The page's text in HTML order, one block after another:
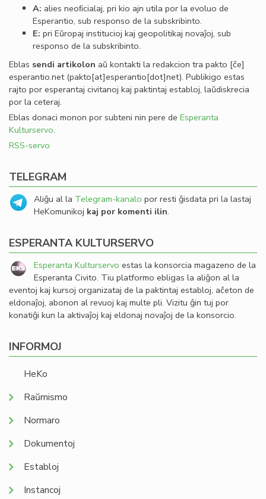
A: alies neoﬁcialaj, pri kio ajn utila por la evoluo de
Esperantio, sub responso de la subskribinto.
E: pri Eŭropaj institucioj kaj geopolitikaj novaĵoj, sub
responso de la subskribinto.
Eblas sendi artikolon aŭ kontakti la redakcion tra pakto [ĉe]
esperantio.net(pakto[at]esperantio[dot]net). Publikigo estas
rajto por esperantaj civitanoj kaj paktintaj establoj, laŭdiskrecia
por la ceteraj.
Eblas donaci monon por subteni nin pere de Esperanta
Kulturservo.
RSS-servo
TELEGRAM
Aliĝu al la Telegram-kanalo por resti ĝisdata pri la lastaj
HeKomunikoj kaj por komenti ilin.
ESPERANTA KULTURSERVO
Esperanta Kulturservo estas la konsorcia magazeno de la
Esperanta Civito. Tiu platformo ebligas la aliĝon al la
eventoj kaj kursoj organizataj de la paktintaj establoj, aĉeton de
eldonaĵoj, abonon al revuoj kaj multe pli. Vizitu ĝin tuj por
konatiĝi kun la aktivaĵoj kaj eldonaj novaĵoj de la konsorcio.
INFORMOJ
HeKo
Raŭmismo
Normaro
Dokumentoj
Establoj
Instancoj